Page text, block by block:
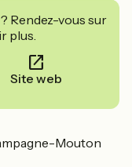
Rendez-vous sur
plus.
Site web
Mouton